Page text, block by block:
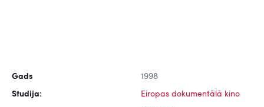
Gads 1998
Studija: Eiropas dokumentālā kino